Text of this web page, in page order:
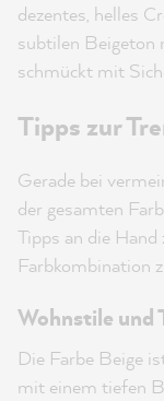
dezentes, helles
subtilen Beigeton
schmückt mit
Tipps zur
Gerade bei
der gesamten
Tipps an die
Farbkombination
Wohnstile und
Die Farbe Beige
mit einem tiefen